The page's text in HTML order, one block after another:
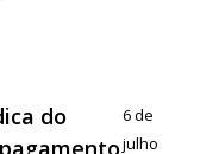
do
6 de
julho